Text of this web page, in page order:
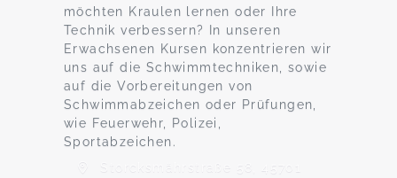
möchten Kraulen lernen oder Ihre
Technik verbessern? In unseren
Erwachsenen Kursen konzentrieren wir
uns auf die Schwimmtechniken, sowie
auf die Vorbereitungen von
Schwimmabzeichen oder Prüfungen,
wie Feuerwehr, Polizei,
Sportabzeichen.
Storcksmährstraße 58, 45701